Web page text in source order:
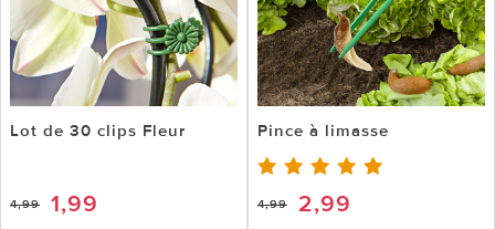
Lot de 30 clips Fleur
4,99 1,99
Pince à limasse
4,99 2,99